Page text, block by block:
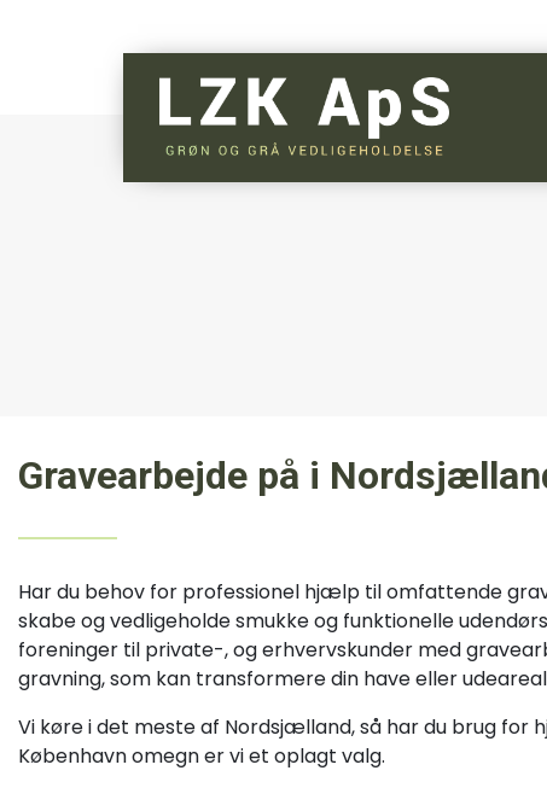
Gravearbejde på i
Har du behov for professionel hjælp til omfattende
skabe og vedligeholde smukke og funktionelle
foreninger til private-, og erhvervskunder med
gravning, som kan transformere din have eller
Vi køre i det meste af Nordsjælland, så har du brug for
København omegn er vi et oplagt valg.